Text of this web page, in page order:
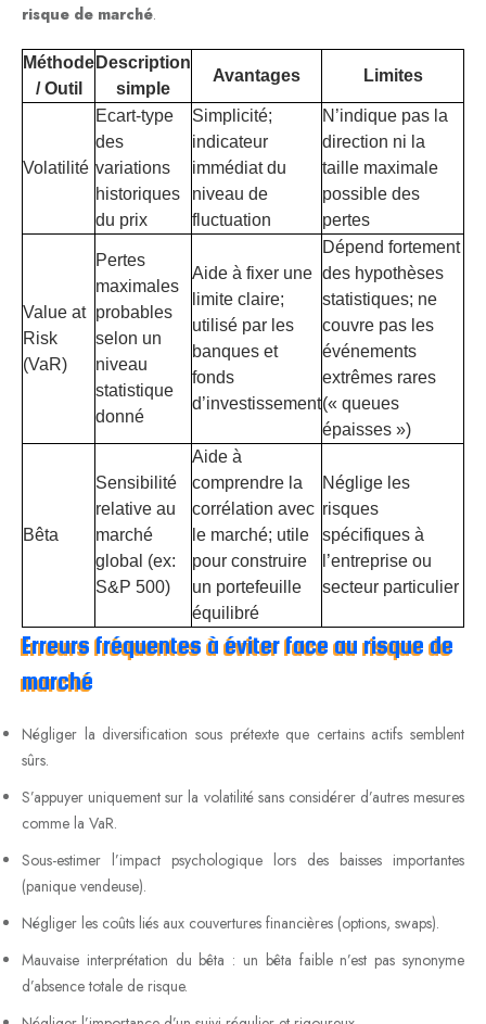
risque de marché.
Méthode
/ Outil
Description
simple
Avantages Limites
Volatilité
Ecart-type
des
variations
historiques
du prix
Simplicité;
indicateur
immédiat du
niveau de
fluctuation
N’indique pas la
direction ni la
taille maximale
possible des
pertes
Value at
Risk
(VaR)
Pertes
maximales
probables
selon un
niveau
statistique
donné
Aide à fixer une
limite claire;
utilisé par les
banques et
fonds
d’investissement
Dépend fortement
des hypothèses
statistiques; ne
couvre pas les
événements
extrêmes rares
(« queues
épaisses »)
Bêta
Sensibilité
relative au
marché
global (ex:
S&P 500)
Aide à
comprendre la
corrélation avec
le marché; utile
pour construire
un portefeuille
équilibré
Néglige les
risques
spécifiques à
l’entreprise ou
secteur particulier
Erreurs fréquentes à éviter face au risque de
marché
Négliger la diversification sous prétexte que certains actifs semblent
sûrs.
S’appuyer uniquement sur la volatilité sans considérer d’autres mesures
comme la VaR.
Sous-estimer l’impact psychologique lors des baisses importantes
(panique vendeuse).
Négliger les coûts liés aux couvertures financières (options, swaps).
Mauvaise interprétation du bêta : un bêta faible n’est pas synonyme
d’absence totale de risque.